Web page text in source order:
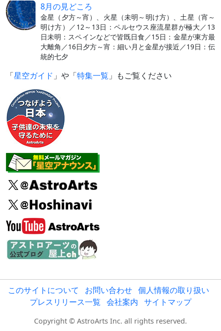
8月の見どころ
金星（夕方～宵）、火星（未明～明け方）、土星（宵～
明け方）／12～13日：ペルセウス座流星群が極大／13
日未明：スペインなどで皆既日食／15日：金星が東方最
大離角／16日夕方～宵：細い月と金星が接近／19日：伝
統的七夕
「星空ガイド 」や「特集一覧 」もご覧ください
このサイトについて お問い合わせ 個人情報の取り扱い
プレスリリース一覧 会社案内 サイトマップ
Copyright © AstroArts Inc. all rights reserved.